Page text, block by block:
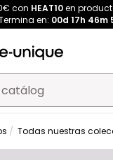
con HEAT10en
en: 00d 17h 46m
Todas nuestras